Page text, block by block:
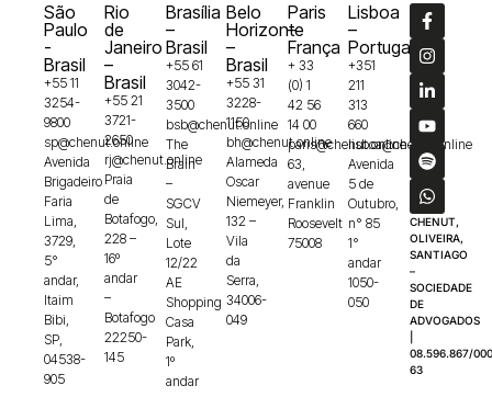
São
Paulo
-
Brasil
+55 11
3254-
9800
sp@chenut.online
Avenida
Brigadeiro
Faria
Lima,
3729,
5°
andar,
Itaim
Bibi,
SP,
04538-
905
Rio
de
Janeiro
–
Brasil
+55 21
3721-
2650
rj@chenut.online
Praia
de
Botafogo,
228 –
16º
andar
–
Botafogo
22250-
145
Brasília
–
Brasil
+55 61
3042-
3500
bsb@chenut.online
The
Brain
–
SGCV
Sul,
Lote
12/22
AE
Shopping
Casa
Park,
1º
andar
Belo
Horizonte
–
Brasil
+55 31
3228-
1150
bh@chenut.online
Alameda
Oscar
Niemeyer,
132 –
Vila
da
Serra,
34006-
049
Paris
–
França
+ 33
(0) 1
42 56
14 00
paris@chenut.online
63,
avenue
Franklin
Roosevelt
75008
Lisboa
–
Portugal
+351
211
313
660
lisboa@chenut.online
Avenida
5 de
Outubro,
n° 85
1°
andar
1050-
050
CHENUT,
OLIVEIRA,
SANTIAGO
–
SOCIEDADE
DE
ADVOGADOS
08.596.867/
63